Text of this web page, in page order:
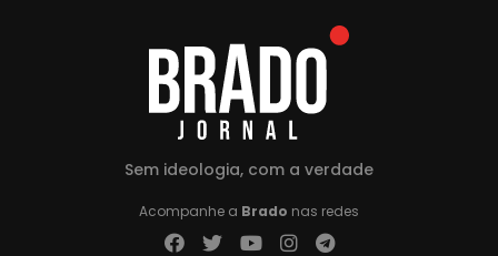
Sem ideologia, com a verdade
Acompanhe a Brado nas redes